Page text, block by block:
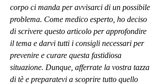
corpo ci manda per avvisarci di un possibile
problema. Come medico esperto, ho deciso
di scrivere questo articolo per approfondire
il tema e darvi tutti i consigli necessari per
prevenire e curare questa fastidiosa
situazione. Dunque, afferrate la vostra tazza
di tè e preparatevi a scoprire tutto quello